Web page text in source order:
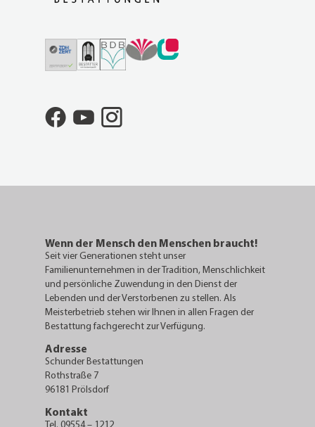
Wenn der Mensch den Menschen braucht!
Seit vier Generationen steht unser
Familienunternehmen in der Tradition, Menschlichkeit
und persönliche Zuwendung in den Dienst der
Lebenden und der Verstorbenen zu stellen. Als
Meisterbetrieb stehen wir Ihnen in allen Fragen der
Bestattung fachgerecht zur Verfügung.
Adresse
Schunder Bestattungen
Rothstraße 7
96181 Prölsdorf
Kontakt